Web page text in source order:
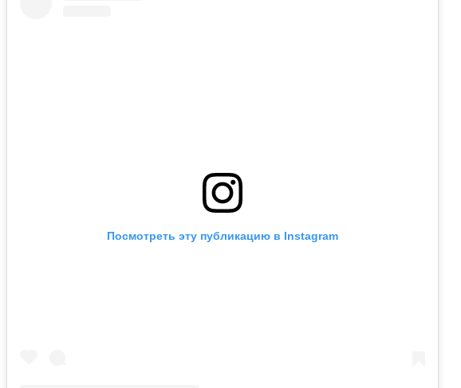
Посмотреть эту публикацию в Instagram